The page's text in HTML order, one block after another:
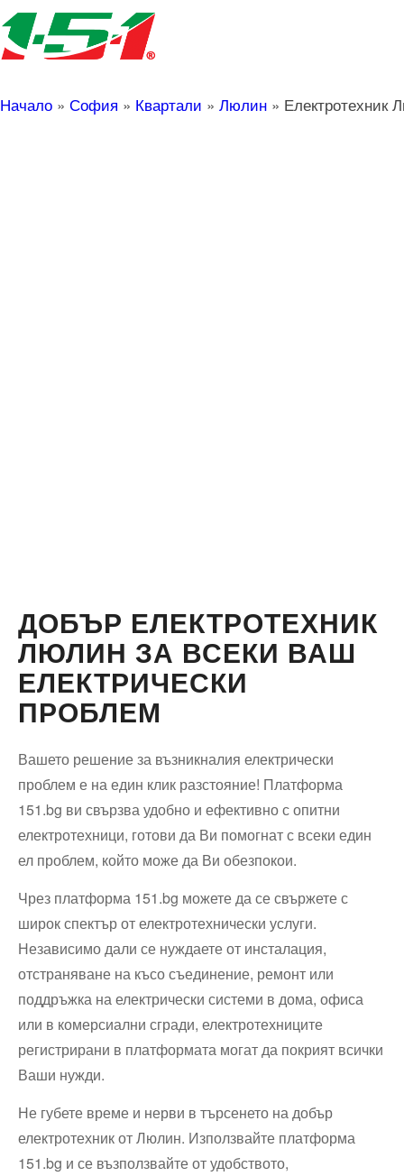
Начало » София » Квартали » Люлин » Електротехник
ДОБЪР ЕЛЕКТРОТЕХНИК
ЛЮЛИН ЗА ВСЕКИ ВАШ
ЕЛЕКТРИЧЕСКИ
ПРОБЛЕМ
Вашето решение за възникналия електрически
проблем е на един клик разстояние! Платформа
151.bg ви свързва удобно и ефективно с опитни
електротехници, готови да Ви помогнат с всеки един
ел проблем, който може да Ви обезпокои.
Чрез платформа 151.bg можете да се свържете с
широк спектър от електротехнически услуги.
Независимо дали се нуждаете от инсталация,
отстраняване на късо съединение, ремонт или
поддръжка на електрически системи в дома, офиса
или в комерсиални сгради, електротехниците
регистрирани в платформата могат да покрият всички
Ваши нужди.
Не губете време и нерви в търсенето на добър
електротехник от Люлин. Използвайте платформа
151.bg и се възползвайте от удобството,